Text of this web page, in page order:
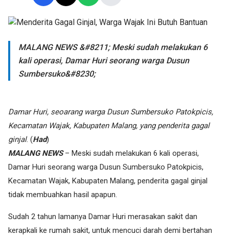
MALANG NEWS &#8211; Meski sudah melakukan 6
kali operasi, Damar Huri seorang warga Dusun
Sumbersuko&#8230;
Damar Huri, seoarang warga Dusun Sumbersuko Patokpicis,
Kecamatan Wajak, Kabupaten Malang, yang penderita gagal
ginjal. (Had)
MALANG NEWS– Meski sudah melakukan 6 kali operasi,
Damar Huri seorang warga Dusun Sumbersuko Patokpicis,
Kecamatan Wajak, Kabupaten Malang, penderita gagal ginjal
tidak membuahkan hasil apapun.
Sudah 2 tahun lamanya Damar Huri merasakan sakit dan
kerapkali ke rumah sakit, untuk mencuci darah demi bertahan